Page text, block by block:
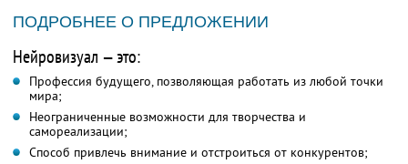
ПОДРОБНЕЕ О ПРЕДЛОЖЕНИИ
Нейровизуал — это:
Профессия будущего, позволяющая работать из любой точки
мира;
Неограниченные возможности для творчества и
самореализации;
Способ привлечь внимание и отстроиться от конкурентов;